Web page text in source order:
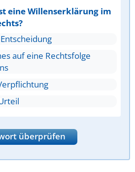
eine Willenserklärung im
auf eine Rechtsfolge
überprüfen